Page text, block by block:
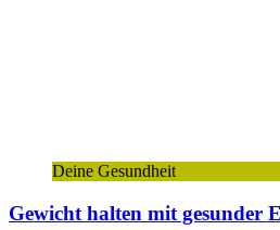
Deine Gesundheit
Gewicht halten mit gesunder